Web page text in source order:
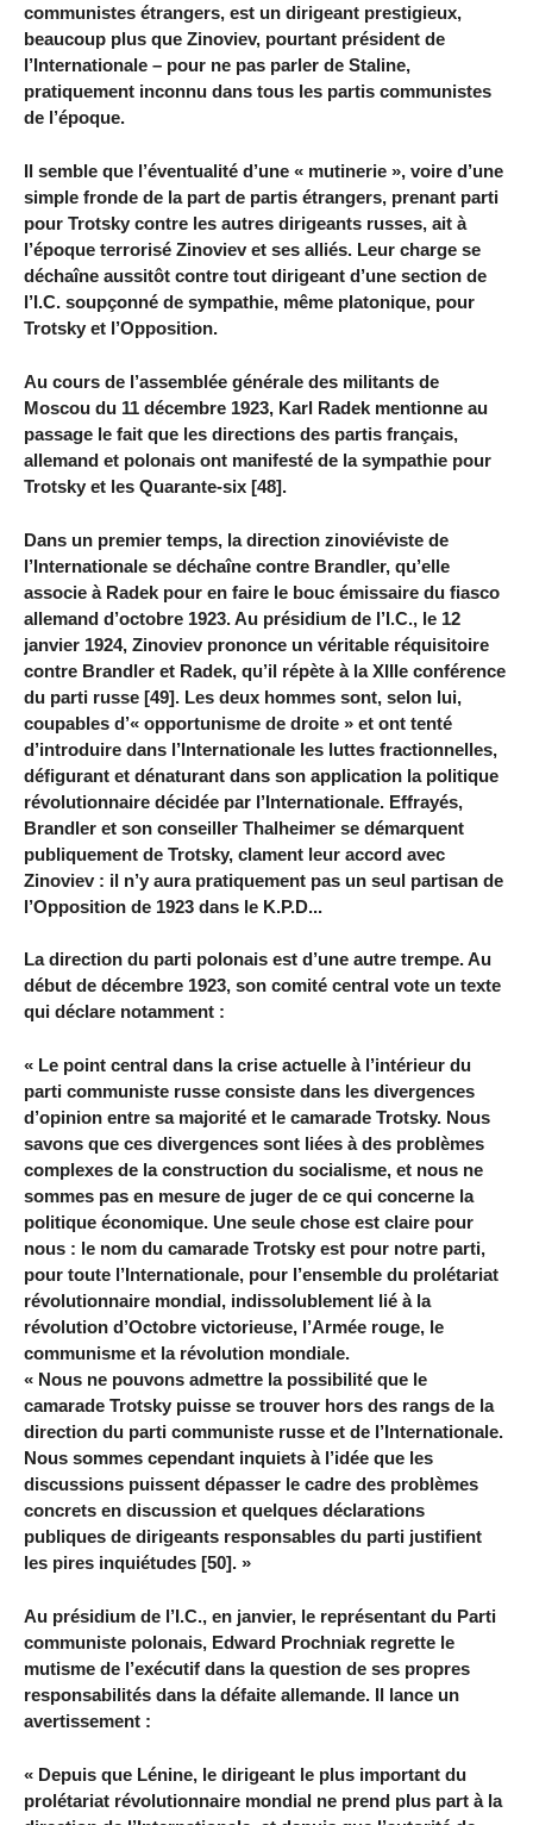
communistes étrangers, est un dirigeant prestigieux,
beaucoup plus que Zinoviev, pourtant président de
l’Internationale – pour ne pas parler de Staline,
pratiquement inconnu dans tous les partis communistes
de l’époque.
Il semble que l’éventualité d’une « mutinerie », voire d’une
simple fronde de la part de partis étrangers, prenant parti
pour Trotsky contre les autres dirigeants russes, ait à
l’époque terrorisé Zinoviev et ses alliés. Leur charge se
déchaîne aussitôt contre tout dirigeant d’une section de
l’I.C. soupçonné de sympathie, même platonique, pour
Trotsky et l’Opposition.
Au cours de l’assemblée générale des militants de
Moscou du 11 décembre 1923, Karl Radek mentionne au
passage le fait que les directions des partis français,
allemand et polonais ont manifesté de la sympathie pour
Trotsky et les Quarante-six [48].
Dans un premier temps, la direction zinoviéviste de
l’Internationale se déchaîne contre Brandler, qu’elle
associe à Radek pour en faire le bouc émissaire du fiasco
allemand d’octobre 1923. Au présidium de l’I.C., le 12
janvier 1924, Zinoviev prononce un véritable réquisitoire
contre Brandler et Radek, qu’il répète à la XIIIe conférence
du parti russe [49]. Les deux hommes sont, selon lui,
coupables d’« opportunisme de droite » et ont tenté
d’introduire dans l’Internationale les luttes fractionnelles,
défigurant et dénaturant dans son application la politique
révolutionnaire décidée par l’Internationale. Effrayés,
Brandler et son conseiller Thalheimer se démarquent
publiquement de Trotsky, clament leur accord avec
Zinoviev : il n’y aura pratiquement pas un seul partisan de
l’Opposition de 1923 dans le K.P.D...
La direction du parti polonais est d’une autre trempe. Au
début de décembre 1923, son comité central vote un texte
qui déclare notamment :
« Le point central dans la crise actuelle à l’intérieur du
parti communiste russe consiste dans les divergences
d’opinion entre sa majorité et le camarade Trotsky. Nous
savons que ces divergences sont liées à des problèmes
complexes de la construction du socialisme, et nous ne
sommes pas en mesure de juger de ce qui concerne la
politique économique. Une seule chose est claire pour
nous : le nom du camarade Trotsky est pour notre parti,
pour toute l’Internationale, pour l’ensemble du prolétariat
révolutionnaire mondial, indissolublement lié à la
révolution d’Octobre victorieuse, l’Armée rouge, le
communisme et la révolution mondiale.
« Nous ne pouvons admettre la possibilité que le
camarade Trotsky puisse se trouver hors des rangs de la
direction du parti communiste russe et de l’Internationale.
Nous sommes cependant inquiets à l’idée que les
discussions puissent dépasser le cadre des problèmes
concrets en discussion et quelques déclarations
publiques de dirigeants responsables du parti justifient
les pires inquiétudes [50]. »
Au présidium de l’I.C., en janvier, le représentant du Parti
communiste polonais, Edward Prochniak regrette le
mutisme de l’exécutif dans la question de ses propres
responsabilités dans la défaite allemande. Il lance un
avertissement :
« Depuis que Lénine, le dirigeant le plus important du
prolétariat révolutionnaire mondial ne prend plus part à la